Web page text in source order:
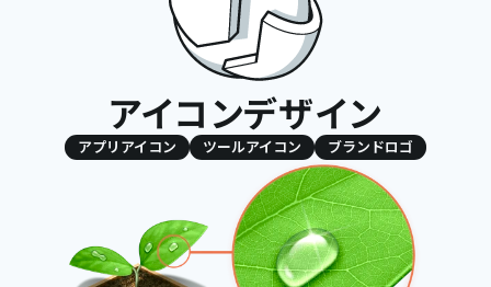
アイコンデザイン
アプリアイコン ツールアイコン ブランドロゴ